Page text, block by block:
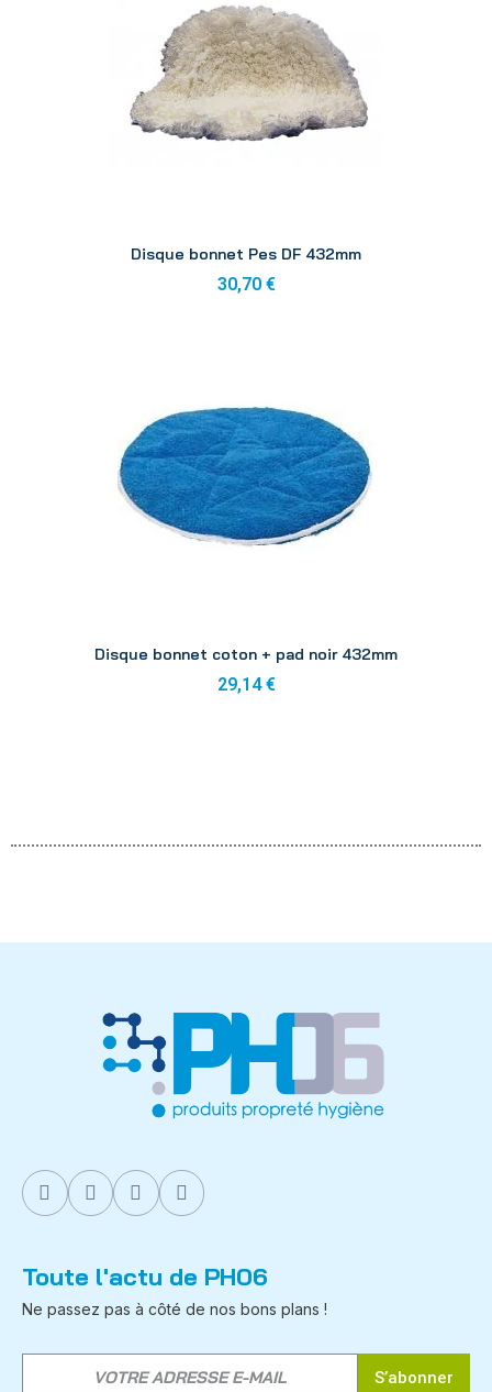
Disque bonnet Pes DF 432mm
30,70 €
Disque bonnet coton + pad noir 432mm
29,14 €
Toute l'actu de PH06
Ne passez pas à côté de nos bons plans !
S’abonner